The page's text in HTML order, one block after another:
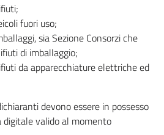
fuori uso;
sia Sezione Consorzi che
di imballaggio;
da apparecchiature elettriche ed
devono essere in possesso
digitale valido al momento